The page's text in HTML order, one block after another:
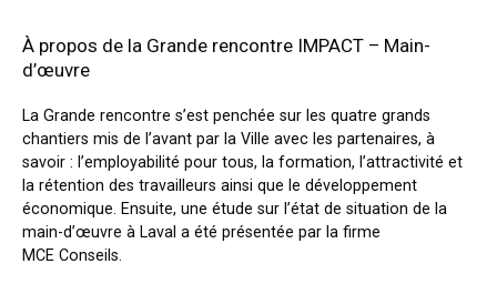
À propos de la Grande rencontre IMPACT – Main-
d’œuvre
La Grande rencontre s’est penchée sur les quatre grands
chantiers mis de l’avant par la Ville avec les partenaires, à
savoir : l’employabilité pour tous, la formation, l’attractivité et
la rétention des travailleurs ainsi que le développement
économique. Ensuite, une étude sur l’état de situation de la
main-d’œuvre à Laval a été présentée par la firme
MCE Conseils.